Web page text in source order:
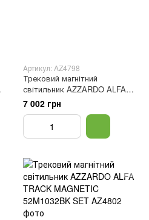
Артикул: AZ4798
Трековий магнітний
світильник AZZARDO ALFA
TRACK MAGNETIC 52M1031BK
SET
7 002 грн